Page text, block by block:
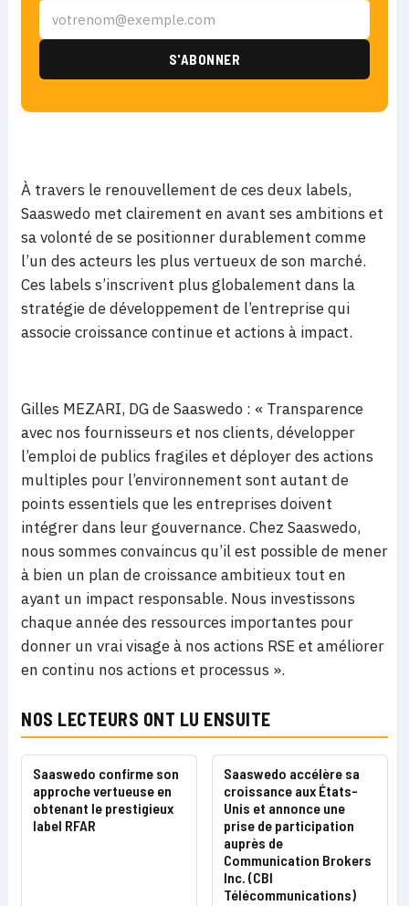
À travers le renouvellement de ces deux labels,
Saaswedo met clairement en avant ses ambitions et
sa volonté de se positionner durablement comme
l’un des acteurs les plus vertueux de son marché.
Ces labels s’inscrivent plus globalement dans la
stratégie de développement de l’entreprise qui
associe croissance continue et actions à impact.
Gilles MEZARI, DG de Saaswedo : « Transparence
avec nos fournisseurs et nos clients, développer
l’emploi de publics fragiles et déployer des actions
multiples pour l’environnement sont autant de
points essentiels que les entreprises doivent
intégrer dans leur gouvernance. Chez Saaswedo,
nous sommes convaincus qu’il est possible de mener
à bien un plan de croissance ambitieux tout en
ayant un impact responsable. Nous investissons
chaque année des ressources importantes pour
donner un vrai visage à nos actions RSE et améliorer
en continu nos actions et processus ».
NOS LECTEURS ONT LU ENSUITE
Saaswedo confirme son
approche vertueuse en
obtenant le prestigieux
label RFAR
Saaswedo accélère sa
croissance aux États-
Unis et annonce une
prise de participation
auprès de
Communication Brokers
Inc. (CBI
Télécommunications)